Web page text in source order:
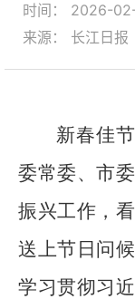
时间： 2026-
来源： 长江日报
新春佳
委常委、市
振兴工作，
送上节日问
学习贯彻习